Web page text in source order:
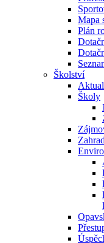
Mapa
Plán
Školství
Školy